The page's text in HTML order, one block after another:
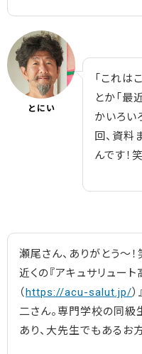
とにい
「これは
とか「最
かいろい
回、資料
んです！笑
瀬尾さん、ありがとう～
近くの『アキュサリュート
（https://acu-salut.jp/
二さん。専門学校の同級
あり、大先生でもあるお